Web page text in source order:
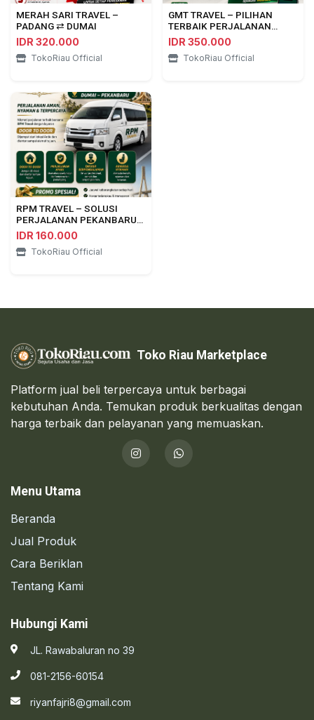
MERAH SARI TRAVEL –
PADANG ⇄ DUMAI
IDR 320.000
TokoRiau Official
GMT TRAVEL – PILIHAN
TERBAIK PERJALANAN
PEKANBARU ⇄ BENGKULU
IDR 350.000
TokoRiau Official
RPM TRAVEL – SOLUSI
PERJALANAN PEKANBARU
⇄ DUMAI
IDR 160.000
TokoRiau Official
Toko Riau Marketplace
Platform jual beli terpercaya untuk berbagai
kebutuhan Anda. Temukan produk berkualitas dengan
harga terbaik dan pelayanan yang memuaskan.
Menu Utama
Beranda
Jual Produk
Cara Beriklan
Tentang Kami
Hubungi Kami
JL. Rawabaluran no 39
081-2156-60154
riyanfajri8@gmail.com